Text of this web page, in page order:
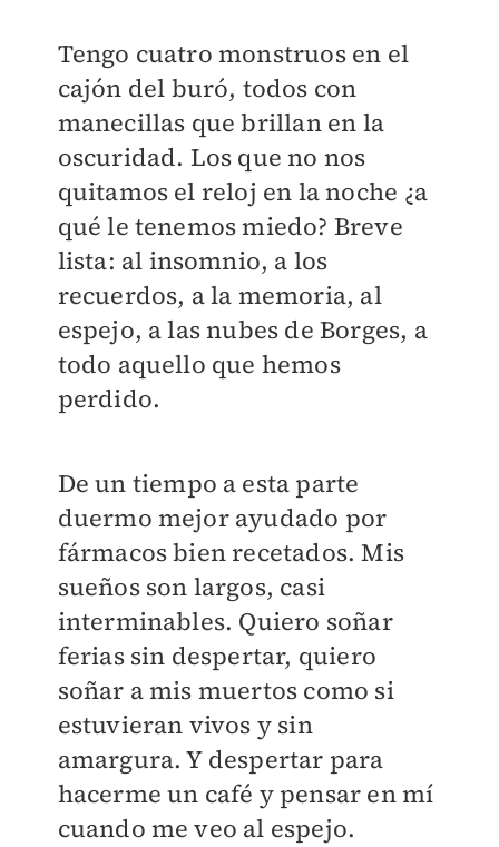
Tengo cuatro monstruos en el
cajón del buró, todos con
manecillas que brillan en la
oscuridad. Los que no nos
quitamos el reloj en la noche ¿a
qué le tenemos miedo? Breve
lista: al insomnio, a los
recuerdos, a la memoria, al
espejo, a las nubes de Borges, a
todo aquello que hemos
perdido.
De un tiempo a esta parte
duermo mejor ayudado por
fármacos bien recetados. Mis
sueños son largos, casi
interminables. Quiero soñar
ferias sin despertar, quiero
soñar a mis muertos como si
estuvieran vivos y sin
amargura. Y despertar para
hacerme un café y pensar en mí
cuando me veo al espejo.